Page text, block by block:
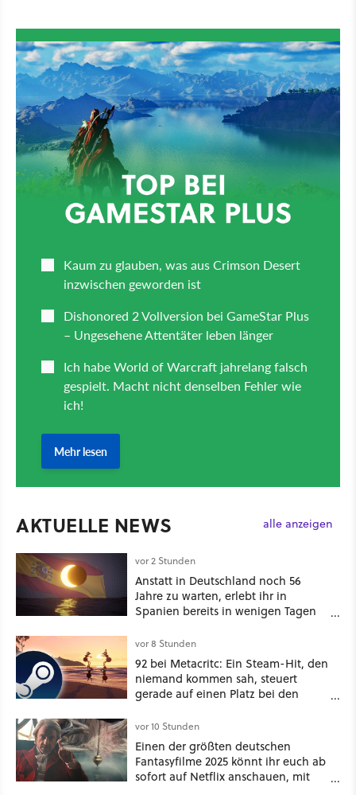
AKTUELLE NEWS alle anzeigen
vor 2 Stunden
Anstatt in Deutschland noch 56
Jahre zu warten, erlebt ihr in
Spanien bereits in wenigen Tagen
vor 8 Stunden
92 bei Metacritc: Ein Steam-Hit, den
niemand kommen sah, steuert
gerade auf einen Platz bei den
vor 10 Stunden
Einen der größten deutschen
Fantasyfilme 2025 könnt ihr euch ab
sofort auf Netflix anschauen, mit